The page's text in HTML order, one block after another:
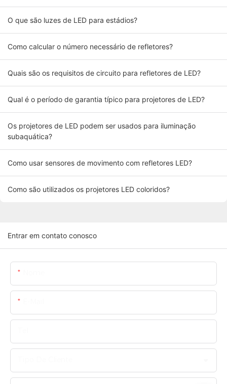
O que são luzes de LED para estádios?
Como calcular o número necessário de refletores?
Quais são os requisitos de circuito para refletores de LED?
Qual é o período de garantia típico para projetores de LED?
Os projetores de LED podem ser usados ​​para iluminação
subaquática?
Como usar sensores de movimento com refletores LED?
Como são utilizados os projetores LED coloridos?
Entrar em contato conosco